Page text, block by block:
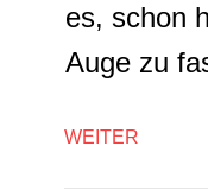
es, schon
Auge zu
WEITER